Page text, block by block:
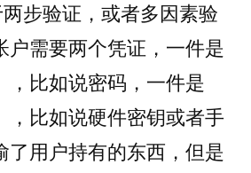
两步验证，或者多因素验
户需要两个凭证，一件是
，比如说密码，一件是
，比如说硬件密钥或者手
了用户持有的东西，但是